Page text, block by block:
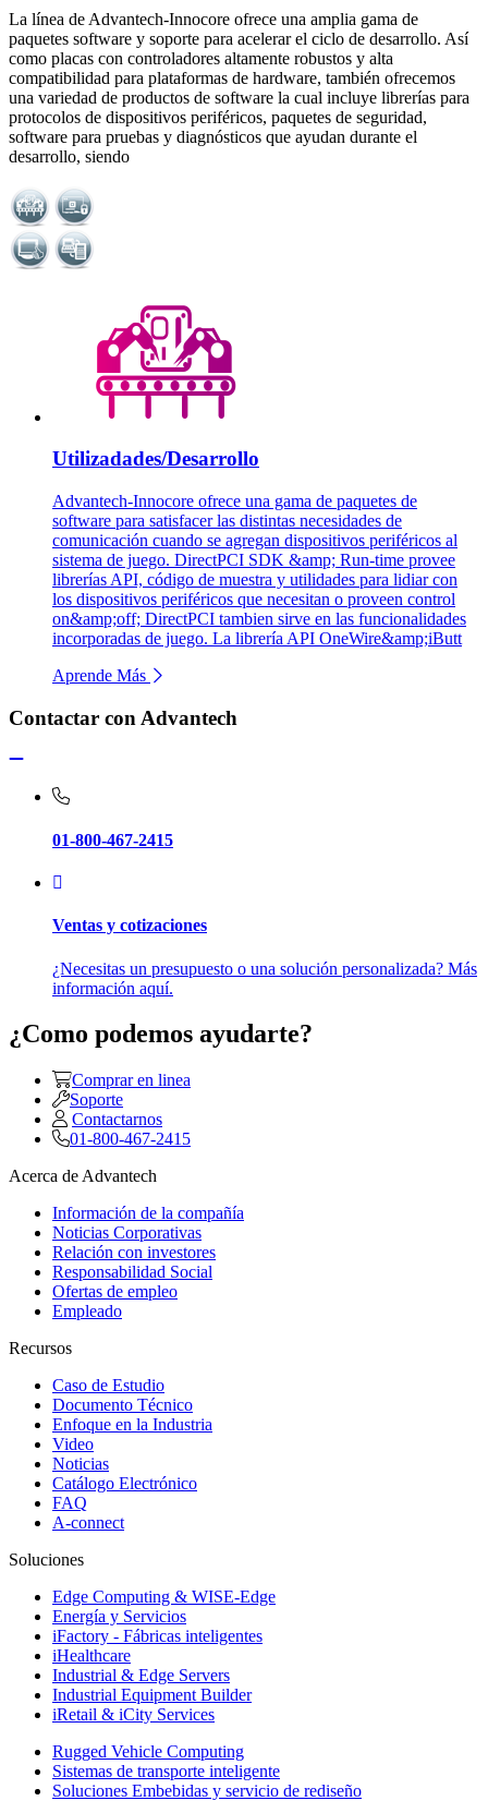
La línea de Advantech-Innocore ofrece una amplia gama de
paquetes software y soporte para acelerar el ciclo de desarrollo. Así
como placas con controladores altamente robustos y alta
compatibilidad para plataformas de hardware, también ofrecemos
una variedad de productos de software la cual incluye librerías para
protocolos de dispositivos periféricos, paquetes de seguridad,
software para pruebas y diagnósticos que ayudan durante el
desarrollo, siendo
Utilizadades/Desarrollo
Advantech-Innocore ofrece una gama de paquetes de
software para satisfacer las distintas necesidades de
comunicación cuando se agregan dispositivos periféricos al
sistema de juego. DirectPCI SDK &amp; Run-time provee
librerías API, código de muestra y utilidades para lidiar con
los dispositivos periféricos que necesitan o proveen control
on&amp;off; DirectPCI tambien sirve en las funcionalidades
incorporadas de juego. La librería API OneWire&amp;iButt
Aprende Más
Contactar con Advantech
01-800-467-2415
Ventas y cotizaciones
¿Necesitas un presupuesto o una solución personalizada? Más
información aquí.
¿Como podemos ayudarte?
Comprar en linea
Soporte
Contactarnos
01-800-467-2415
Acerca de Advantech
Información de la compañía
Noticias Corporativas
Relación con investores
Responsabilidad Social
Ofertas de empleo
Empleado
Recursos
Caso de Estudio
Documento Técnico
Enfoque en la Industria
Video
Noticias
Catálogo Electrónico
FAQ
A-connect
Soluciones
Edge Computing & WISE-Edge
Energía y Servicios
iFactory - Fábricas inteligentes
iHealthcare
Industrial & Edge Servers
Industrial Equipment Builder
iRetail & iCity Services
Rugged Vehicle Computing
Sistemas de transporte inteligente
Soluciones Embebidas y servicio de rediseño